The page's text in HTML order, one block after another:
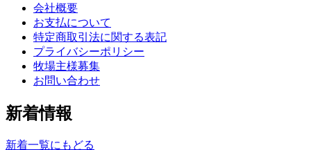
会社概要
お支払について
特定商取引法に関する表記
プライバシーポリシー
牧場主様募集
お問い合わせ
新着情報
新着一覧にもどる